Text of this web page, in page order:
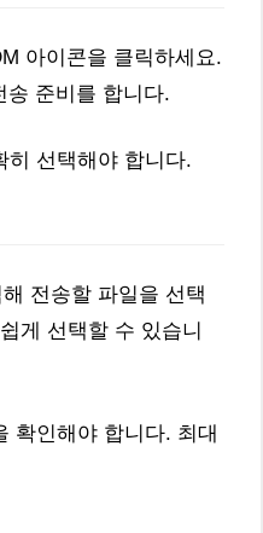
아이콘을 클릭하세요.
송 준비를 합니다.
히 선택해야 합니다.
해 전송할 파일을 선택
게 선택할 수 있습니
확인해야 합니다. 최대